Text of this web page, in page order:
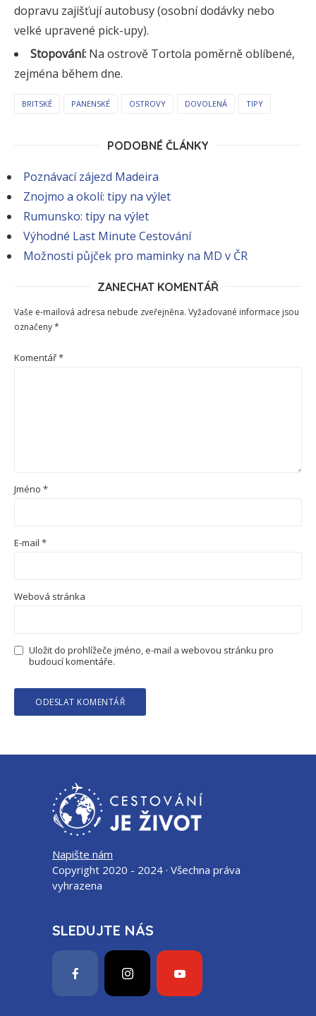
dopravu zajišťují autobusy (osobní dodávky nebo
velké upravené pick-upy).
Stopování: Na ostrově Tortola poměrně oblíbené,
zejména během dne.
BRITSKÉ PANENSKÉ OSTROVY DOVOLENÁ TIPY
PODOBNÉ ČLÁNKY
Poznávací zájezd Madeira
Znojmo a okolí: tipy na výlet
Rumunsko: tipy na výlet
Výhodné Last Minute Cestování
Možnosti půjček pro maminky na MD v ČR
ZANECHAT KOMENTÁŘ
Vaše e-mailová adresa nebude zveřejněna. Vyžadované informace jsou
označeny*
Komentář*
Jméno *
E-mail *
Webová stránka
Uložit do prohlížeče jméno, e-mail a webovou stránku pro
budoucí komentáře.
Napište nám
Copyright 2020 - 2024 · Všechna práva
vyhrazena
SLEDUJTE NÁS